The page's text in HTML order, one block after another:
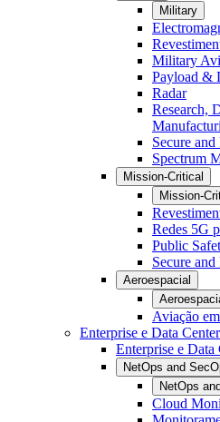
Military
Military
Payload &
Radar
Research,
Secure
Spectrum
Mission-Critical
Mission-
Redes 5G
Public
Secure
Aeroespacial
Aviação
Enterprise e Data Center
Enterprise e Data
NetOps and
NetOps
Cloud